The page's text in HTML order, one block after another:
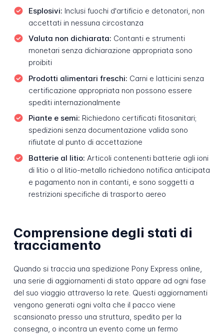
Esplosivi: Inclusi fuochi d'artificio e detonatori, non
accettati in nessuna circostanza
Valuta non dichiarata: Contanti e strumenti
monetari senza dichiarazione appropriata sono
proibiti
Prodotti alimentari freschi: Carni e latticini senza
certificazione appropriata non possono essere
spediti internazionalmente
Piante e semi: Richiedono certificati fitosanitari;
spedizioni senza documentazione valida sono
rifiutate al punto di accettazione
Batterie al litio: Articoli contenenti batterie agli ioni
di litio o al litio-metallo richiedono notifica anticipata
e pagamento non in contanti, e sono soggetti a
restrizioni specifiche di trasporto aereo
Comprensione degli stati di
tracciamento
Quando si traccia una spedizione Pony Express online,
una serie di aggiornamenti di stato appare ad ogni fase
del suo viaggio attraverso la rete. Questi aggiornamenti
vengono generati ogni volta che il pacco viene
scansionato presso una struttura, spedito per la
consegna, o incontra un evento come un fermo